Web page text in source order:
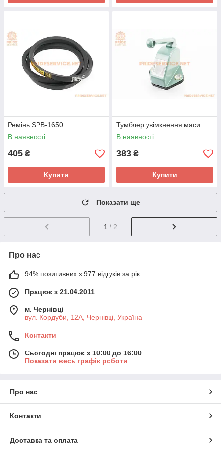
Ремінь SPВ-1650
В наявності
405 ₴
Купити
Тумблер увімкнення маси
В наявності
383 ₴
Купити
Показати ще
1 / 2
Про нас
94% позитивних з 977 відгуків за рік
Працює з 21.04.2011
м. Чернівці
вул. Кордуби, 12А, Чернівці, Україна
Контакти
Сьогодні працює з 10:00 до 16:00
Показати весь графік роботи
Про нас
Контакти
Доставка та оплата